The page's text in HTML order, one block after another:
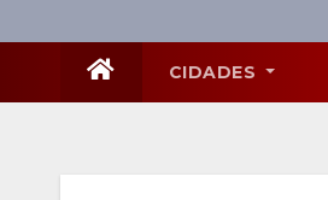
CIDADES